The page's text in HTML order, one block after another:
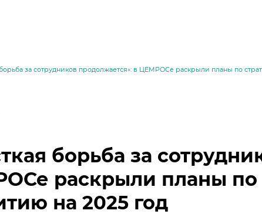
за сотрудников продолжается»: в ЦЕМРОСе раскрыли планы по
борьба за
раскрыли планы по
на 2025 год